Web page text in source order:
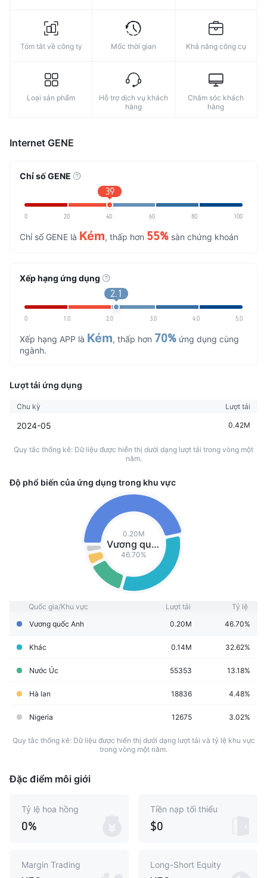
Tóm tắt về công ty Mốc thời gian Khả năng công cụ
Loại sản phẩm
Hỗ trợ dịch vụ khách
hàng
Chăm sóc khách
hàng
Internet GENE
Chỉ số GENE
39
0 20 40 60 80 100
Chỉ số GENE là Kém, thấp hơn 55% sàn chứng khoán
Xếp hạng ứng dụng
2.1
0 1.0 2.0 3.0 4.0 5.0
Xếp hạng APP là Kém, thấp hơn 70% ứng dụng cùng
ngành.
Lượt tải ứng dụng
Chu kỳ Lượt tải
2024-05 0.42M
Quy tắc thống kê: Dữ liệu được hiển thị dưới dạng lượt tải trong vòng một
năm.
Độ phổ biến của ứng dụng trong khu vực
0.20M
Vương quốc Anh
46.70%
Quốc gia/Khu vực Lượt tải
Tỷ lệ
Vương quốc Anh
0.20M 46.70%
Khác 0.14M 32.62%
Nước Úc 55353 13.18%
Hà lan 18836 4.48%
Nigeria 12675 3.02%
Quy tắc thống kê: Dữ liệu được hiển thị dưới dạng lượt tải và tỷ lệ khu vực
trong vòng một năm.
Đặc điểm môi giới
Tỷ lệ hoa hồng
0%
Tiền nạp tối thiểu
$0
Margin Trading Long-Short Equity